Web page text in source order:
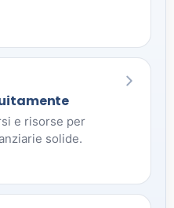
e risorse per
solide.